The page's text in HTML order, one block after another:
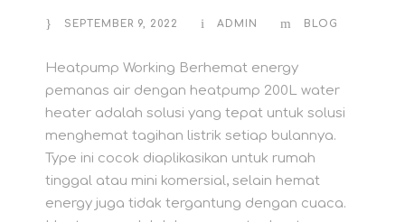
SEPTEMBER 9, 2022 ADMIN BLOG
Heatpump Working Berhemat energy
pemanas air dengan heatpump 200L water
heater adalah solusi yang tepat untuk solusi
menghemat tagihan listrik setiap bulannya.
Type ini cocok diaplikasikan untuk rumah
tinggal atau mini komersial, selain hemat
energy juga tidak tergantung dengan cuaca.